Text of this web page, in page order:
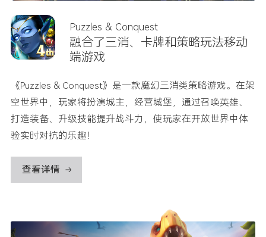
Puzzles & Conquest
融合了三消、卡牌和策略玩法移动
端游戏
《Puzzles & Conquest》是一款魔幻三消类策略游戏。在架
空世界中，玩家将扮演城主，经营城堡，通过召唤英雄、
打造装备、升级技能提升战斗力，使玩家在开放世界中体
验实时对抗的乐趣！
查看详情